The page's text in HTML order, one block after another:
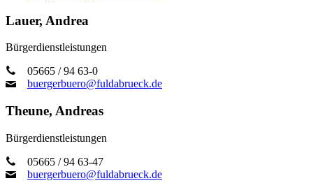
Lauer, Andrea
Bürgerdienstleistungen
05665 / 94 63-0
buergerbuero@fuldabrueck.de
Theune, Andreas
Bürgerdienstleistungen
05665 / 94 63-47
buergerbuero@fuldabrueck.de